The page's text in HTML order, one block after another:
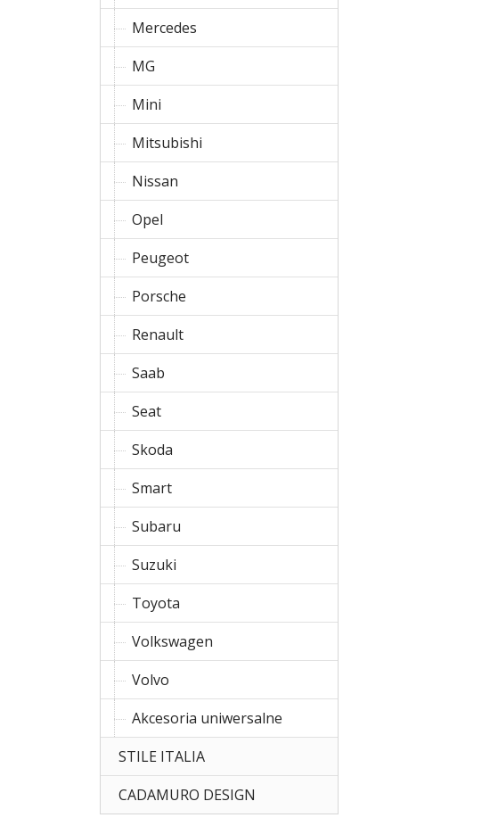
Mercedes
MG
Mini
Mitsubishi
Nissan
Opel
Peugeot
Porsche
Renault
Saab
Seat
Skoda
Smart
Subaru
Suzuki
Toyota
Volkswagen
Volvo
Akcesoria uniwersalne
STILE ITALIA
CADAMURO DESIGN